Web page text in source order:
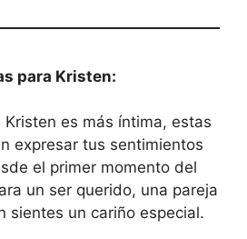
para Kristen:
Kristen es más íntima, estas
expresar tus sentimientos
el primer momento del
un ser querido, una pareja
sientes un cariño especial.